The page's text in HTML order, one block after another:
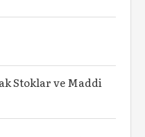
Stoklar ve Maddi